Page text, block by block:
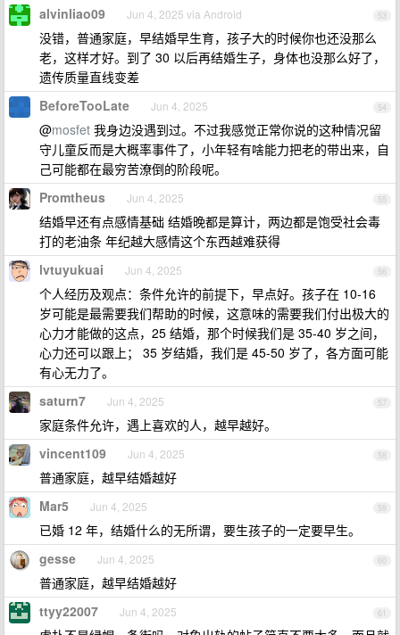
53
alvinliao09 Jun 4, 2025 via Android
没错，普通家庭，早结婚早生育，孩子大的时候你也还没那么
老，这样才好。到了 30 以后再结婚生子，身体也没那么好了，
遗传质量直线变差
54
BeforeTooLate Jun 4, 2025
@mosfet 我身边没遇到过。不过我感觉正常你说的这种情况留
守儿童反而是大概率事件了，小年轻有啥能力把老的带出来，自
己可能都在最穷苦潦倒的阶段呢。
55
Promtheus Jun 4, 2025
结婚早还有点感情基础 结婚晚都是算计，两边都是饱受社会毒
打的老油条 年纪越大感情这个东西越难获得
56
lvtuyukuai Jun 4, 2025
个人经历及观点：条件允许的前提下，早点好。孩子在 10-16
岁可能是最需要我们帮助的时候，这意味的需要我们付出极大的
心力才能做的这点，25 结婚，那个时候我们是 35-40 岁之间，
心力还可以跟上； 35 岁结婚，我们是 45-50 岁了，各方面可能
有心无力了。
57
saturn7 Jun 4, 2025
家庭条件允许，遇上喜欢的人，越早越好。
58
vincent109 Jun 4, 2025
普通家庭，越早结婚越好
59
Mar5 Jun 4, 2025
已婚 12 年，结婚什么的无所谓，要生孩子的一定要早生。
60
gesse Jun 4, 2025
普通家庭，越早结婚越好
61
ttyy22007 Jun 4, 2025